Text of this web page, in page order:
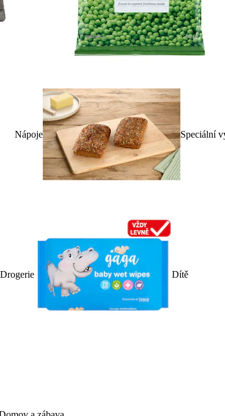
Nápoje Speciální
Drogerie Dítě